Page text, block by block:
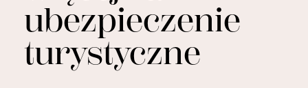
ubezpieczenie
turystyczne